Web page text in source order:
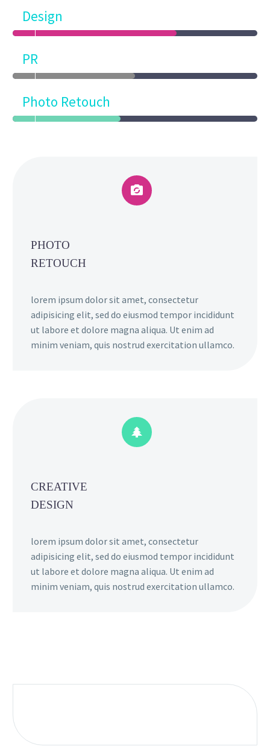
Design
PR
Photo Retouch


PHOTO
RETOUCH
lorem ipsum dolor sit amet, consectetur
adipisicing elit, sed do eiusmod tempor incididunt
ut labore et dolore magna aliqua. Ut enim ad
minim veniam, quis nostrud exercitation ullamco.


CREATIVE
DESIGN
lorem ipsum dolor sit amet, consectetur
adipisicing elit, sed do eiusmod tempor incididunt
ut labore et dolore magna aliqua. Ut enim ad
minim veniam, quis nostrud exercitation ullamco.